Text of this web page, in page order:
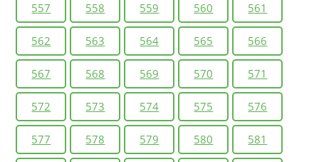
557 558 559 560 561
562 563 564 565 566
567 568 569 570 571
572 573 574 575 576
577 578 579 580 581